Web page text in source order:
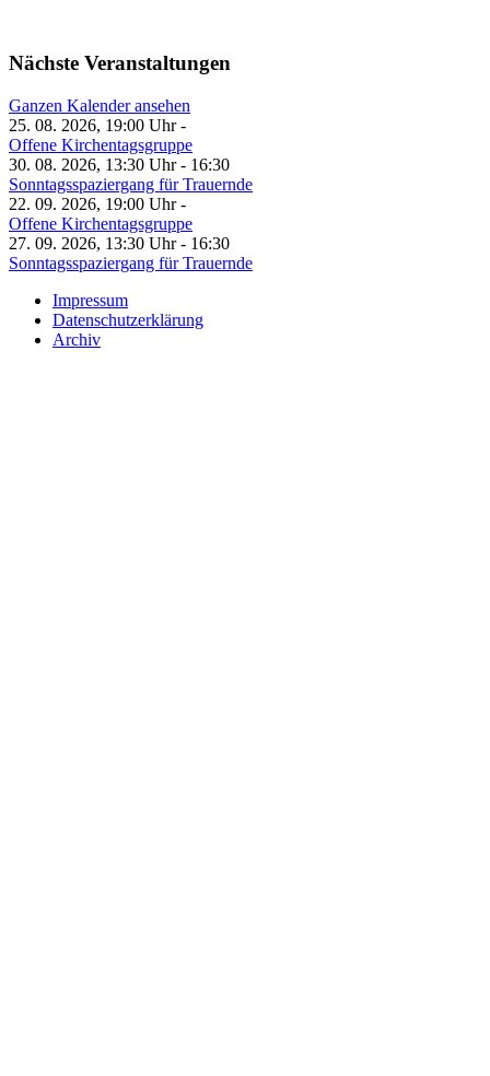
Nächste Veranstaltungen
Ganzen Kalender ansehen
25. 08. 2026, 19:00 Uhr -
Offene Kirchentagsgruppe
30. 08. 2026, 13:30 Uhr - 16:30
Sonntagsspaziergang für Trauernde
22. 09. 2026, 19:00 Uhr -
Offene Kirchentagsgruppe
27. 09. 2026, 13:30 Uhr - 16:30
Sonntagsspaziergang für Trauernde
Impressum
Datenschutzerklärung
Archiv